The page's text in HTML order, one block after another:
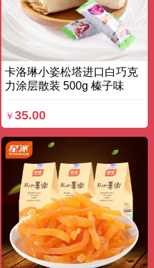
卡洛琳小姿松塔进口白巧克
力涂层散装 500g 榛子味
￥35.00